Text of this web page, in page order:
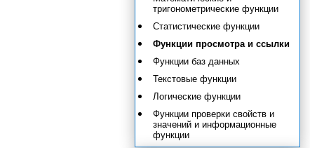
тригонометрические функции
Статистические функции
Функции просмотра и ссылки
Функции баз данных
Текстовые функции
Логические функции
Функции проверки свойств и
значений и информационные
функции